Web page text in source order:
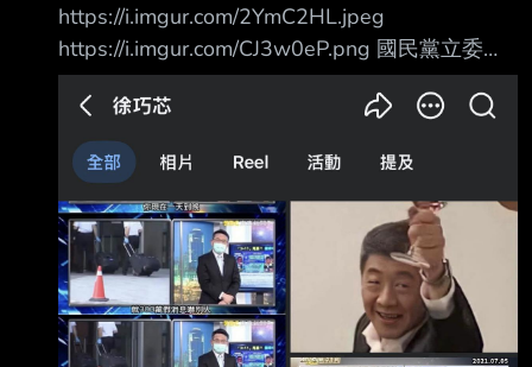
https://i.imgur.com/2YmC2HL.jpeg
https://i.imgur.com/CJ3w0eP.png 國民黨立委徐
巧芯 今天連發三篇臉書文在罵陳時中 有一篇又
開始連連看了 然後最新一篇狂發跟陳時中有關的
圖 這女人是不是精神有問題？ 她到底對陳時中
有什麼執念？ --